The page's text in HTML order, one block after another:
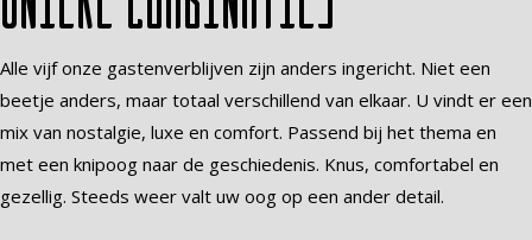
Alle vijf onze gastenverblijven zijn anders ingericht. Niet een
beetje anders, maar totaal verschillend van elkaar. U vindt er een
mix van nostalgie, luxe en comfort. Passend bij het thema en
met een knipoog naar de geschiedenis. Knus, comfortabel en
gezellig. Steeds weer valt uw oog op een ander detail.